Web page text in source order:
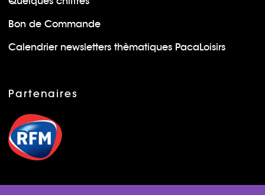
Bon de Commande
Calendrier newsletters thèmatiques PacaLoisirs
Partenaires